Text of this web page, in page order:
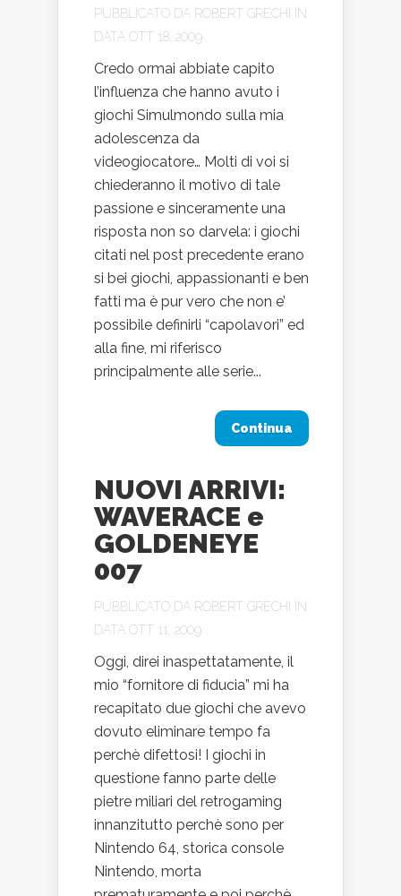
PUBBLICATO DA ROBERT GRECHI
IN
DATA OTT 18, 2009
Credo ormai abbiate capito
l’influenza che hanno avuto i
giochi Simulmondo sulla mia
adolescenza da
videogiocatore… Molti di voi si
chiederanno il motivo di tale
passione e sinceramente una
risposta non so darvela: i giochi
citati nel post precedente erano
si bei giochi, appassionanti e ben
fatti ma è pur vero che non e’
possibile definirli “capolavori” ed
alla fine, mi riferisco
principalmente alle serie...
Continua
NUOVI ARRIVI:
WAVERACE e
GOLDENEYE
007
PUBBLICATO DA ROBERT GRECHI
IN
DATA OTT 11, 2009
Oggi, direi inaspettatamente, il
mio “fornitore di fiducia” mi ha
recapitato due giochi che avevo
dovuto eliminare tempo fa
perchè difettosi! I giochi in
questione fanno parte delle
pietre miliari del retrogaming
innanzitutto perchè sono per
Nintendo 64, storica console
Nintendo, morta